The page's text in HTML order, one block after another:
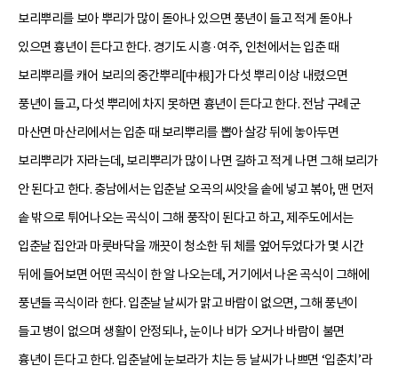
보리뿌리를 보아 뿌리가 많이 돋아나 있으면 풍년이 들고 적게 돋아나
있으면 흉년이 든다고 한다. 경기도 시흥·여주, 인천에서는 입춘 때
보리뿌리를 캐어 보리의 중간뿌리[中根]가 다섯 뿌리 이상 내렸으면
풍년이 들고, 다섯 뿌리에 차지 못하면 흉년이 든다고 한다. 전남 구례군
마산면 마산리에서는 입춘 때 보리뿌리를 뽑아 살강 뒤에 놓아두면
보리뿌리가 자라는데, 보리뿌리가 많이 나면 길하고 적게 나면 그해 보리가
안 된다고 한다. 충남에서는 입춘날 오곡의 씨앗을 솥에 넣고 볶아, 맨 먼저
솥 밖으로 튀어나오는 곡식이 그해 풍작이 된다고 하고, 제주도에서는
입춘날 집안과 마룻바닥을 깨끗이 청소한 뒤 체를 엎어두었다가 몇 시간
뒤에 들어보면 어떤 곡식이 한 알 나오는데, 거기에서 나온 곡식이 그해에
풍년들 곡식이라 한다. 입춘날 날씨가 맑고 바람이 없으면, 그해 풍년이
들고 병이 없으며 생활이 안정되나, 눈이나 비가 오거나 바람이 불면
흉년이 든다고 한다. 입춘날에 눈보라가 치는 등 날씨가 나쁘면 ‘입춘치’라